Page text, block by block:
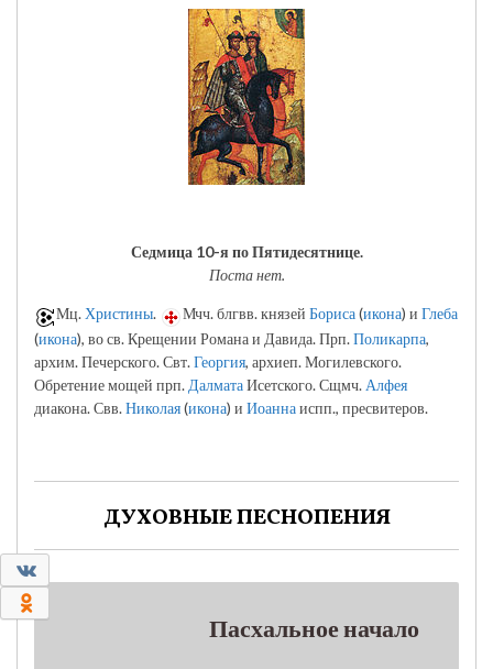
Седмица 10-я по Пятидесятнице.
Поста нет.
Мц. Христины. Мчч. блгвв. князей Бориса(икона) и Глеба
(икона), во св. Крещении Романа и Давида. Прп.Поликарпа,
архим. Печерского. Свт.Георгия, архиеп. Могилевского.
Обретение мощей прп. ДалматаИсетского. Сщмч. Алфея
диакона. Свв.Николая(икона) и Иоаннаиспп., пресвитеров.
ДУХОВНЫЕ ПЕСНОПЕНИЯ
Пасхальное начало